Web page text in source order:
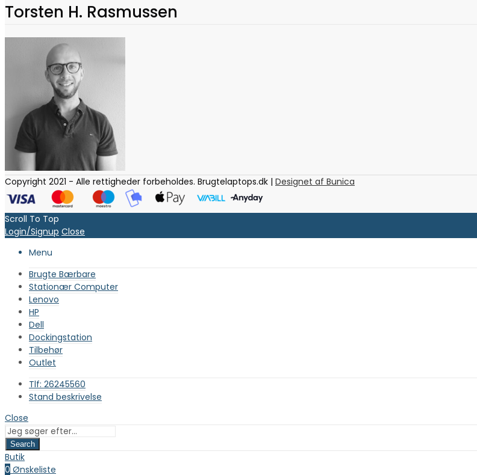
Torsten H. Rasmussen
Copyright 2021 - Alle rettigheder forbeholdes. Brugtelaptops.dk | Designet af Bunica
Scroll To Top
Login/Signup Close
Menu
Brugte Bærbare
Stationær Computer
Lenovo
HP
Dell
Dockingstation
Tilbehør
Outlet
Tlf: 26245560
Stand beskrivelse
Close
Search
Butik
0 Ønskeliste